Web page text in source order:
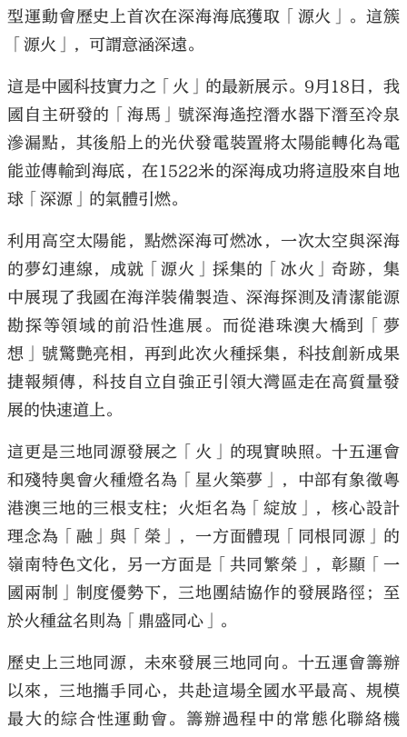
大公文匯
型運動會歷史上首次在深海海底獲取「源火」。這簇
「源火」，可謂意涵深遠。
這是中國科技實力之「火」的最新展示。9月18日，我
國自主研發的「海馬」號深海遙控潛水器下潛至冷泉
滲漏點，其後船上的光伏發電裝置將太陽能轉化為電
能並傳輸到海底，在1522米的深海成功將這股來自地
球「深源」的氣體引燃。
利用高空太陽能，點燃深海可燃冰，一次太空與深海
的夢幻連線，成就「源火」採集的「冰火」奇跡，集
中展現了我國在海洋裝備製造、深海探測及清潔能源
勘探等領域的前沿性進展。而從港珠澳大橋到「夢
想」號驚艷亮相，再到此次火種採集，科技創新成果
捷報頻傳，科技自立自強正引領大灣區走在高質量發
展的快速道上。
這更是三地同源發展之「火」的現實映照。十五運會
和殘特奧會火種燈名為「星火築夢」，中部有象徵粵
港澳三地的三根支柱；火炬名為「綻放」，核心設計
理念為「融」與「榮」，一方面體現「同根同源」的
嶺南特色文化，另一方面是「共同繁榮」，彰顯「一
國兩制」制度優勢下，三地團結協作的發展路徑；至
於火種盆名則為「鼎盛同心」。
歷史上三地同源，未來發展三地同向。十五運會籌辦
以來，三地攜手同心，共赴這場全國水平最高、規模
最大的綜合性運動會。籌辦過程中的常態化聯絡機